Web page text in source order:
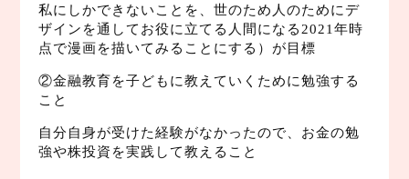
私にしかできないことを、世のため人のためにデ
ザインを通してお役に立てる人間になる2021年時
点で漫画を描いてみることにする）が目標
②金融教育を子どもに教えていくために勉強する
こと
自分自身が受けた経験がなかったので、お金の勉
強や株投資を実践して教えること